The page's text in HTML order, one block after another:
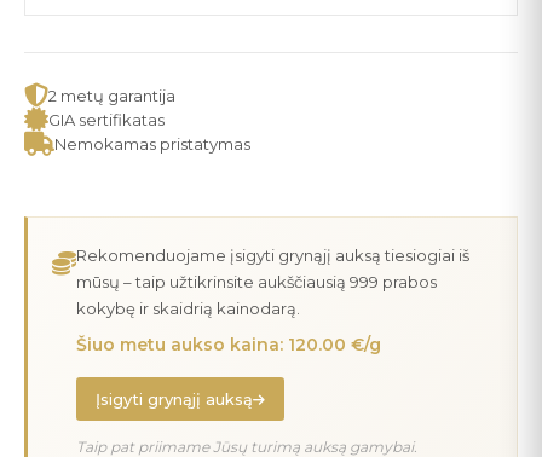
2 metų garantija
GIA sertifikatas
Nemokamas pristatymas
Rekomenduojame įsigyti grynąjį auksą tiesiogiai iš
mūsų – taip užtikrinsite aukščiausią 999 prabos
kokybę ir skaidrią kainodarą.
Šiuo metu aukso kaina: 120.00 €/g
Įsigyti grynąjį auksą
Taip pat priimame Jūsų turimą auksą gamybai.